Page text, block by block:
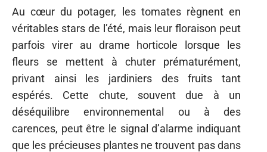
Au cœur du potager, les tomates règnent en
véritables stars de l’été, mais leur floraison peut
parfois virer au drame horticole lorsque les
fleurs se mettent à chuter prématurément,
privant ainsi les jardiniers des fruits tant
espérés. Cette chute, souvent due à un
déséquilibre environnemental ou à des
carences, peut être le signal d’alarme indiquant
que les précieuses plantes ne trouvent pas dans